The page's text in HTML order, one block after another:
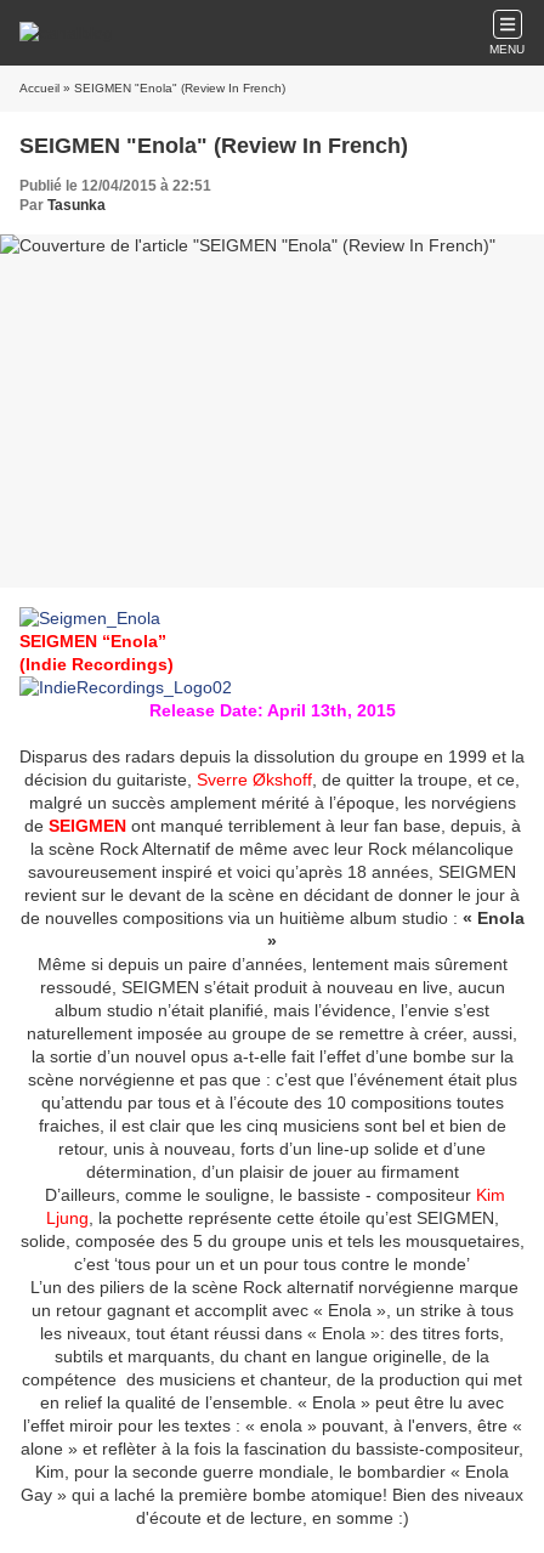
MENU
Accueil » SEIGMEN "Enola" (Review In French)
SEIGMEN "Enola" (Review In French)
Publié le 12/04/2015 à 22:51
Par Tasunka
SEIGMEN “Enola”
(Indie Recordings)
Release Date: April 13th, 2015
Disparus des radars depuis la dissolution du groupe en 1999 et la
décision du guitariste, Sverre Økshoff , de quitter la troupe, et ce,
malgré un succès amplement mérité à l’époque, les norvégiens
de SEIGMEN ont manqué terriblement à leur fan base, depuis, à
la scène Rock Alternatif de même avec leur Rock mélancolique
savoureusement inspiré et voici qu’après 18 années, SEIGMEN
revient sur le devant de la scène en décidant de donner le jour à
de nouvelles compositions via un huitième album studio : « Enola
»
Même si depuis un paire d’années, lentement mais sûrement
ressoudé, SEIGMEN s’était produit à nouveau en live, aucun
album studio n’était planifié, mais l’évidence, l’envie s’est
naturellement imposée au groupe de se remettre à créer, aussi,
la sortie d’un nouvel opus a-t-elle fait l’effet d’une bombe sur la
scène norvégienne et pas que : c’est que l’événement était plus
qu’attendu par tous et à l’écoute des 10 compositions toutes
fraiches, il est clair que les cinq musiciens sont bel et bien de
retour, unis à nouveau, forts d’un line-up solide et d’une
détermination, d’un plaisir de jouer au firmament
D’ailleurs, comme le souligne, le bassiste - compositeur Kim
Ljung , la pochette représente cette étoile qu’est SEIGMEN,
solide, composée des 5 du groupe unis et tels les mousquetaires,
c’est ‘tous pour un et un pour tous contre le monde’
L’un des piliers de la scène Rock alternatif norvégienne marque
un retour gagnant et accomplit avec « Enola », un strike à tous
les niveaux, tout étant réussi dans « Enola »: des titres forts,
subtils et marquants, du chant en langue originelle, de la
compétence des musiciens et chanteur, de la production qui met
en relief la qualité de l’ensemble. « Enola » peut être lu avec
l’effet miroir pour les textes : « enola » pouvant, à l'envers, être «
alone » et reflèter à la fois la fascination du bassiste-compositeur,
Kim, pour la seconde guerre mondiale, le bombardier « Enola
Gay » qui a laché la première bombe atomique! Bien des niveaux
d'écoute et de lecture, en somme :)